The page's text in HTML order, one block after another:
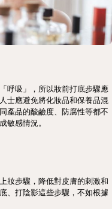
呼吸」，所以妝前打底步驟應
士應避免將化妝品和保養品混
產品的酸鹼度、防腐性等都不
敏感情況。
妝步驟，降低對皮膚的刺激和
、打陰影這些步驟，不如根據